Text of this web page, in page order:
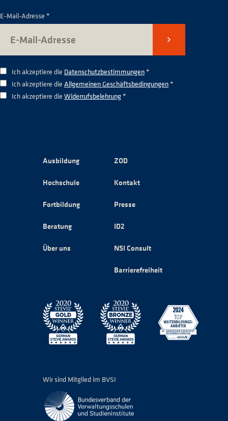
E-Mail-Adresse *
Senden
Ich akzeptiere die Datenschutzbestimmungen*
Ich akzeptiere die Allgemeinen Geschäftsbedingungen*
Ich akzeptiere die Widerrufsbelehrung*
Ausbildung
Hochschule
Fortbildung
Beratung
Über uns
ZOD
Kontakt
Presse
ID2
NSI Consult
Barrierefreiheit
Wir sind Mitglied im BVSI